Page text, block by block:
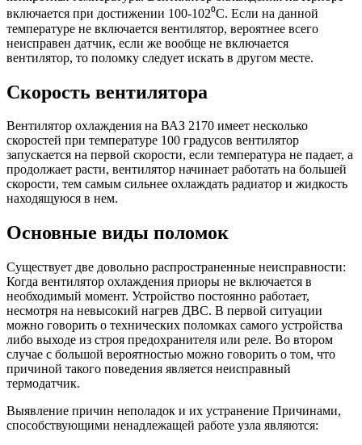
включается при достижении 100-102⁰С. Если на данной
температуре не включается вентилятор, вероятнее всего
неисправен датчик, если же вообще не включается
вентилятор, то поломку следует искать в другом месте.
Скорость вентилятора
Вентилятор охлаждения на ВАЗ 2170 имеет несколько
скоростей при температуре 100 градусов вентилятор
запускается на первой скорости, если температура не падает, а
продолжает расти, вентилятор начинает работать на большей
скорости, тем самым сильнее охлаждать радиатор и жидкость
находящуюся в нем.
Основные виды поломок
Существует две довольно распространенные неисправности:
Когда вентилятор охлаждения приоры не включается в
необходимый момент. Устройство постоянно работает,
несмотря на невысокий нагрев ДВС. В первой ситуации
можно говорить о технических поломках самого устройства
либо выходе из строя предохранителя или реле. Во втором
случае с большой вероятностью можно говорить о том, что
причиной такого поведения является неисправный
термодатчик.
Выявление причин неполадок и их устранение Причинами,
способствующими ненадлежащей работе узла являются: